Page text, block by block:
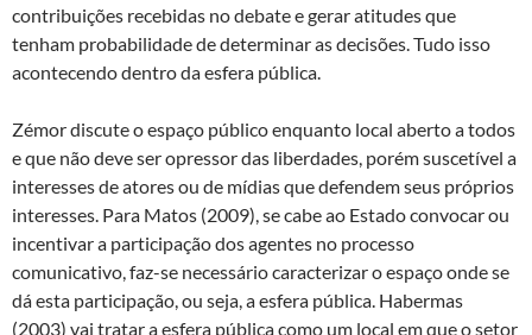
contribuições recebidas no debate e gerar atitudes que
tenham probabilidade de determinar as decisões. Tudo isso
acontecendo dentro da esfera pública.
Zémor discute o espaço público enquanto local aberto a todos
e que não deve ser opressor das liberdades, porém suscetível a
interesses de atores ou de mídias que defendem seus próprios
interesses. Para Matos (2009), se cabe ao Estado convocar ou
incentivar a participação dos agentes no processo
comunicativo, faz-se necessário caracterizar o espaço onde se
dá esta participação, ou seja, a esfera pública. Habermas
(2003) vai tratar a esfera pública como um local em que o setor